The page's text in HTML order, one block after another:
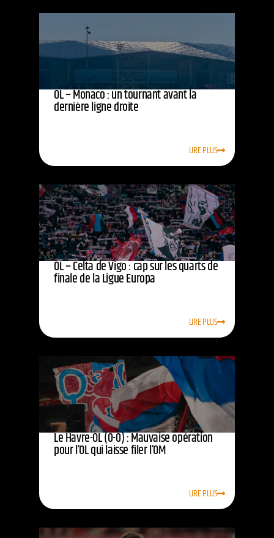
OL – Monaco : un tournant avant la
dernière ligne droite
LIRE PLUS
OL – Celta de Vigo : cap sur les quarts de
finale de la Ligue Europa
LIRE PLUS
Le Havre-OL (0-0) : Mauvaise opération
pour l’OL qui laisse filer l’OM
LIRE PLUS